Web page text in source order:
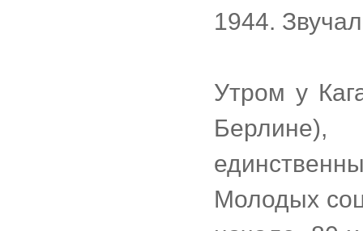
1944.
Утром у
Молодых